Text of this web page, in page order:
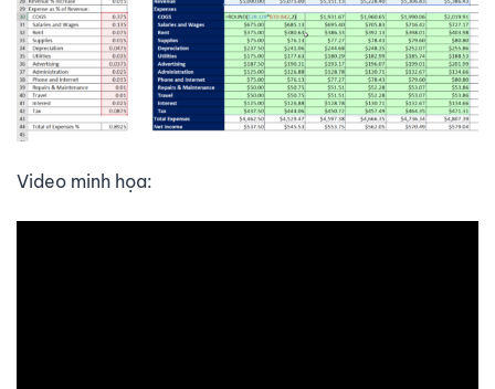
Video minh họa: